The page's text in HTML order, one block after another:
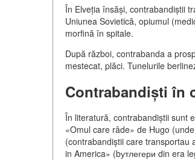
În Elveția însăși, contrabandiștii
Uniunea Sovietică, opiumul
morfină în spitale.
După război, contrabanda a
mestecat, plăci. Tunelurile
Contrabandiști în
În literatură, contrabandiștii sunt
«Omul care râde» de Hugo
(contrabandiștii care
in America» (bутлегери din era